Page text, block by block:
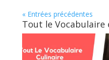
« Entrées précédentes
Tout le Vocabulaire